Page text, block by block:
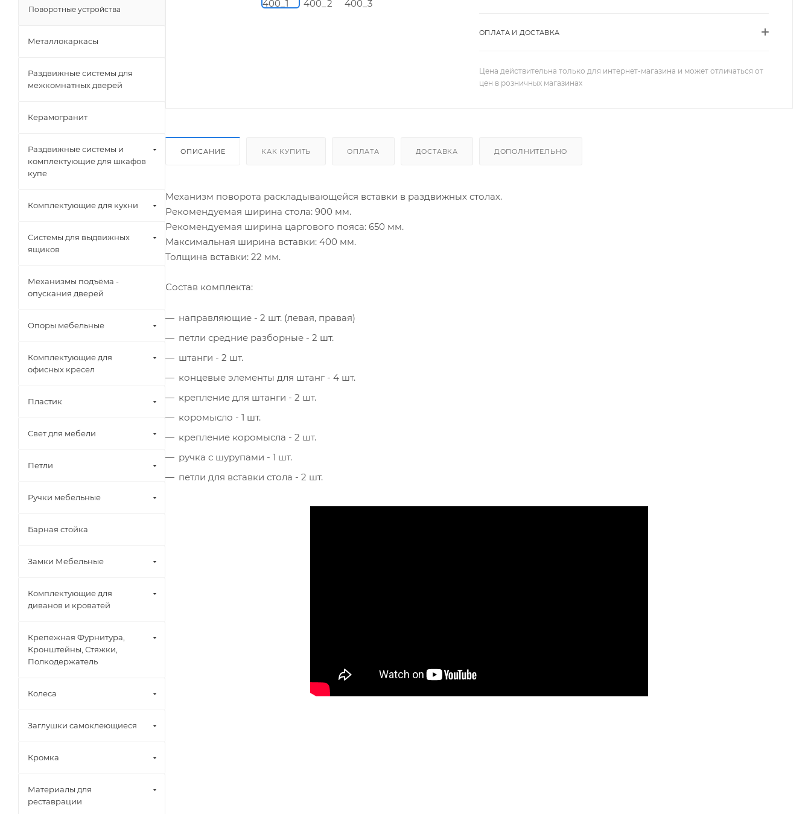
ОПЛАТА И ДОСТАВКА
Цена действительна только для интернет-магазина и может отличаться от
цен в розничных магазинах
ОПИСАНИЕ КАК КУПИТЬ ОПЛАТА ДОСТАВКА ДОПОЛНИТЕЛЬНО
Механизм поворота раскладывающейся вставки в раздвижных столах.
Рекомендуемая ширина стола: 900 мм.
Рекомендуемая ширина царгового пояса: 650 мм.
Максимальная ширина вставки: 400 мм.
Толщина вставки: 22 мм.
Состав комплекта:
направляющие - 2 шт. (левая, правая)
петли средние разборные - 2 шт.
штанги - 2 шт.
концевые элементы для штанг - 4 шт.
крепление для штанги - 2 шт.
коромысло - 1 шт.
крепление коромысла - 2 шт.
ручка с шурупами - 1 шт.
петли для вставки стола - 2 шт.
Поворотные устройства
Металлокаркасы
Раздвижные системы для
межкомнатных дверей
Керамогранит
Раздвижные системы и
комплектующие для шкафов
купе
Комплектующие для кухни
Системы для выдвижных
ящиков
Механизмы подъёма -
опускания дверей
Опоры мебельные
Комплектующие для
офисных кресел
Пластик
Свет для мебели
Петли
Ручки мебельные
Барная стойка
Замки Мебельные
Комплектующие для
диванов и кроватей
Крепежная Фурнитура,
Кронштейны, Стяжки,
Полкодержатель
Колеса
Заглушки самоклеющиеся
Кромка
Материалы для
реставрации